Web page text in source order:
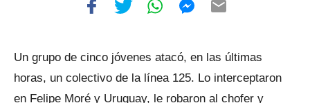
Un grupo de cinco jóvenes atacó, en las últimas
horas, un colectivo de la línea 125. Lo interceptaron
en Felipe Moré y Uruguay, le robaron al chofer y